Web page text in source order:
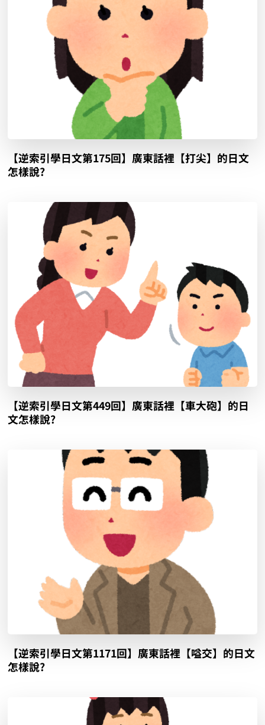
【逆索引學日文第175回】廣東話裡【打尖】的日文
怎樣說?
【逆索引學日文第449回】廣東話裡【車大砲】的日
文怎樣說?
【逆索引學日文第1171回】廣東話裡【嗌交】的日文
怎樣說?